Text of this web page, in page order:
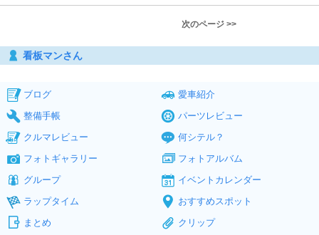
次のページ >>
看板マンさん
ブログ
愛車紹介
整備手帳
パーツレビュー
クルマレビュー
何シテル？
フォトギャラリー
フォトアルバム
グループ
イベントカレンダー
ラップタイム
おすすめスポット
まとめ
クリップ